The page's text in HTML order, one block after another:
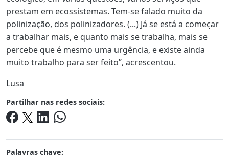
prestam em ecossistemas. Tem-se falado muito da
polinização, dos polinizadores. (...) Já se está a começar
a trabalhar mais, e quanto mais se trabalha, mais se
percebe que é mesmo uma urgência, e existe ainda
muito trabalho para ser feito”, acrescentou.
Lusa
Partilhar nas redes sociais:
Palavras chave: